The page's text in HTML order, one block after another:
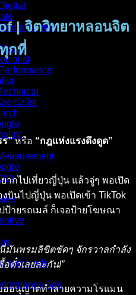
Buying
ads
Ads
| จิตวิทยาหลอนจิต
กที่
”หรือ “กฎแห่งแรงดึงดูด”
ากไปเที่ยวญี่ปุ่น แล้วจู่ๆ พอเปิด
บินไปญี่ปุ่น พอเปิดเข้า TikTok
ป้ายรถเมล์ ก็เจอป้ายโฆษณา
นี่มันพรมลิขิตชัดๆ จักรวาลกำลัง
ตั๋วเลยละกัน!”
อนุญาตทำลายความโรแมน